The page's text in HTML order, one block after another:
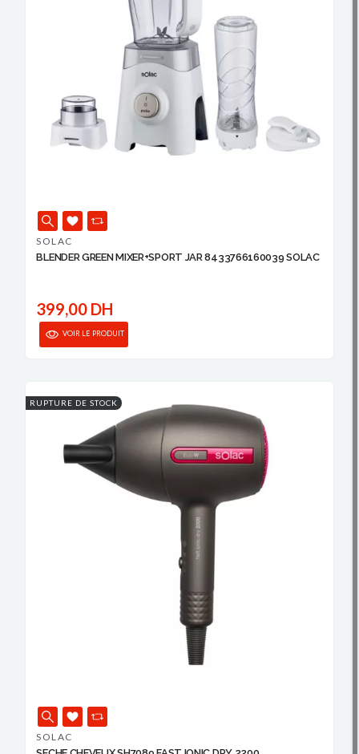
SOLAC
BLENDER GREEN MIXER+SPORT JAR 8433766160039 SOLAC
399,00 DH
VOIR LE PRODUIT
RUPTURE DE STOCK
SOLAC